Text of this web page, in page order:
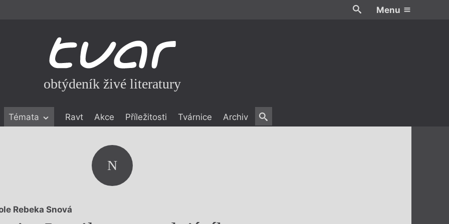
Menu
obtýdeník živé literatury
Témata Ravt Akce Příležitosti Tvárnice Archiv
N
Rebeka Snová